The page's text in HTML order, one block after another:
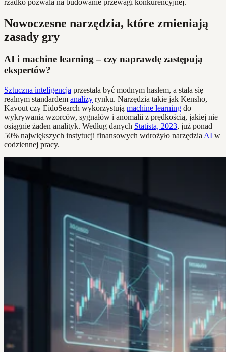
Nowoczesne narzędzia, które zmieniają
zasady gry
AI i machine learning – czy naprawdę zastępują
ekspertów?
Sztuczna inteligencja przestała być modnym hasłem, a stała się
realnym standardem analizy rynku. Narzędzia takie jak Kensho,
Kavout czy EidoSearch wykorzystują machine learning do
wykrywania wzorców, sygnałów i anomalii z prędkością, jakiej nie
osiągnie żaden analityk. Według danych Statista, 2023, już ponad
50% największych instytucji finansowych wdrożyło narzędzia AI w
codziennej pracy.